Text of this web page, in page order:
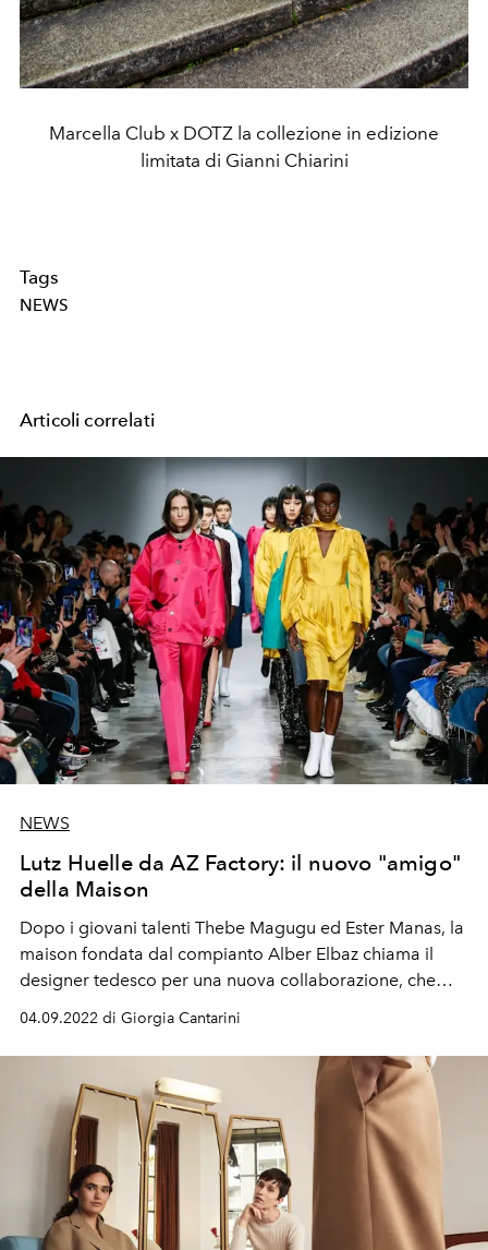
Marcella Club x DOTZ la collezione in edizione
limitata di Gianni Chiarini
Tags
NEWS
Articoli correlati
NEWS
Lutz Huelle da AZ Factory: il nuovo "amigo"
della Maison
Dopo i giovani talenti Thebe Magugu ed Ester Manas, la
maison fondata dal compianto Alber Elbaz chiama il
designer tedesco per una nuova collaborazione, che
verrà svelata in occasione di una sfilata il 3 ottobre alla
Fashion Week di Parigi
04.09.2022 di Giorgia Cantarini